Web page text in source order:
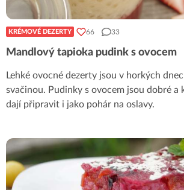
KRÉMOVÉ DEZERTY 66 33
Mandlový tapioka pudink s ovocem
Lehké ovocné dezerty jsou v horkých
svačinou. Pudinky s ovocem jsou dobré a
dají připravit i jako pohár na oslavy.